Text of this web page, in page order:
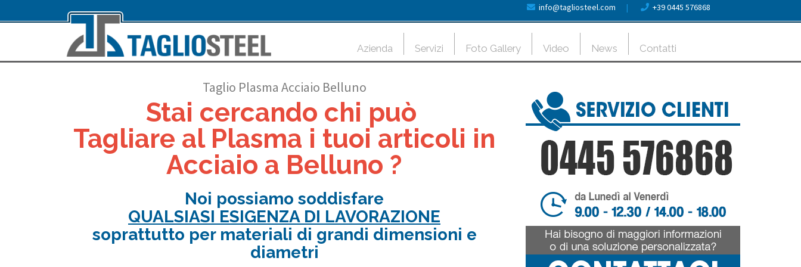
info@tagliosteel.com | +39 0445 576868
Azienda Servizi Foto Gallery Video News Contatti
Taglio Plasma Acciaio Belluno
Stai cercando chi può
Tagliare al Plasma i tuoi articoli in
Acciaio a Belluno ?
Noi possiamo soddisfare
QUALSIASI ESIGENZA DI LAVORAZIONE
soprattutto per materiali di grandi dimensioni e
diametri